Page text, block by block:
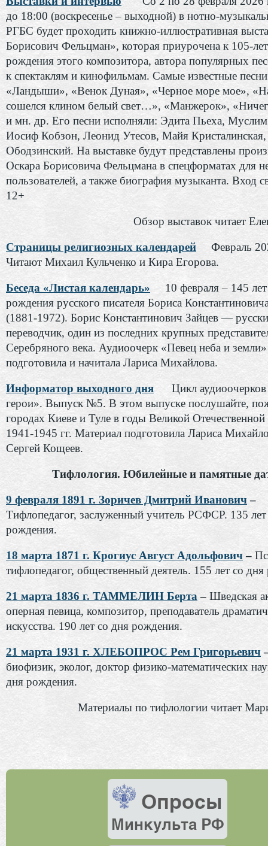
до 18:00 (воскресенье – выходной) в нотно-
РГБС будет проходить книжно-иллюстративная
Борисович Фельцман», которая приурочена к 105-
рождения этого композитора, автора популярных
к спектаклям и кинофильмам. Самые известные
«Ландыши», «Венок Дуная», «Черное море мое»,
сошелся клином белый свет…», «Манжерок»,
и мн. др. Его песни исполняли: Эдита Пьеха,
Иосиф Кобзон, Леонид Утесов, Майя
Ободзинский. На выставке будут представлены
Оскара Борисовича Фельцмана в спецформатах для
пользователей, а также биография музыканта. Вход
12+
Обзор выставок читает
Страницы религиозных календарей
Февраль
Читают Михаил Кульченко и Кира Егорова.
Беседа «Листая календарь» 10 февраля – 145 лет
рождения русского писателя Бориса
(1881-1972). Борис Константинович Зайцев —
переводчик, один из последних крупных
Серебряного века. Аудиоочерк «Певец неба и земли»
подготовила и начитала Лариса Михайлова.
Информатор выходного дня
Цикл
герои». Выпуск №5. В этом выпуске послушайте,
городах Киеве и Туле в годы Великой
1941-1945 гг. Материал подготовила Лариса
Сергей Кощеев.
Тифлология. Юбилейные и памятные
9 февраля 1891 г. Зоричев Дмитрий Иванович–
Тифлопедагог, заслуженный учитель РСФСР. 135
рождения.
18 марта 1871 г. Крогиус Август Адольфович –
тифлопедагог, общественный деятель. 155 лет со
21 марта 1836 г. ТАММЕЛИН Берта – Шведская
оперная певица, композитор, преподаватель
искусства. 190 лет со дня рождения.
21 марта 1931 г. ХЛЕБОПРОС Рем Григорьевич
биофизик, эколог, доктор физико-математических
дня рождения.
Материалы по тифлологии читает